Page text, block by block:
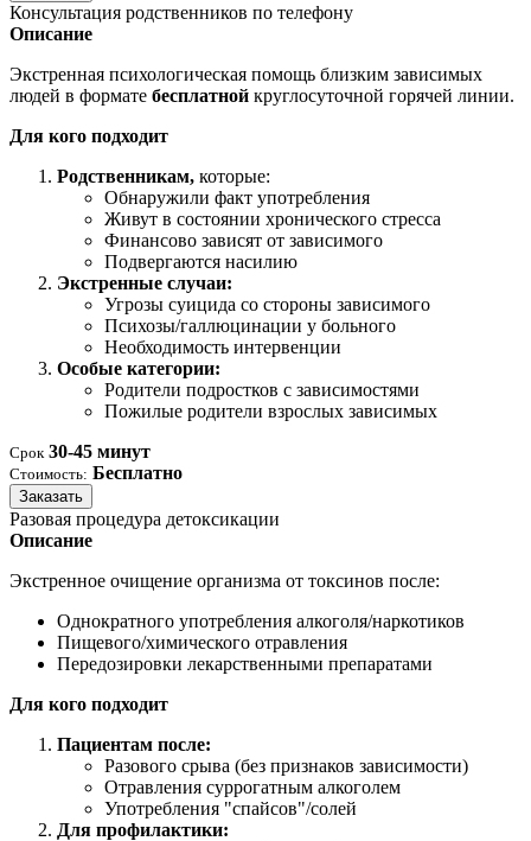
Консультация родственников по телефону
Описание
Экстренная психологическая помощь близким зависимых
людей в формате бесплатной круглосуточной горячей линии.
Для кого подходит
Родственникам, которые:
Обнаружили факт употребления
Живут в состоянии хронического стресса
Финансово зависят от зависимого
Подвергаются насилию
Экстренные случаи:
Угрозы суицида со стороны зависимого
Психозы/галлюцинации у больного
Необходимость интервенции
Особые категории:
Родители подростков с зависимостями
Пожилые родители взрослых зависимых
Срок 30-45 минут
Стоимость: Бесплатно
Заказать
Разовая процедура детоксикации
Описание
Экстренное очищение организма от токсинов после:
Однократного употребления алкоголя/наркотиков
Пищевого/химического отравления
Передозировки лекарственными препаратами
Для кого подходит
Пациентам после:
Разового срыва (без признаков зависимости)
Отравления суррогатным алкоголем
Употребления "спайсов"/солей
Для профилактики: